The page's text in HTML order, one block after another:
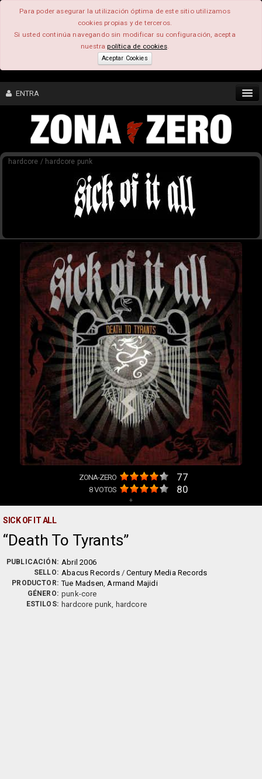
Para poder asegurar la utilización óptima de este sitio utilizamos
cookies propias y de terceros.
Si usted continúa navegando sin modificar su configuración, acepta
nuestrapolítica de cookies.
Aceptar Cookies
ENTRA
CONTENIDO
hardcore / hardcore punk
ZONA-ZERO 77
8VOTOS 80
+
SICK OF IT ALL
Death To Tyrants
PUBLICACIÓN: Abril 2006
SELLO: Abacus Records/Century Media Records
PRODUCTOR: Tue Madsen Armand Majidi
GÉNERO: punk-core
ESTILOS: hardcore punk, hardcore